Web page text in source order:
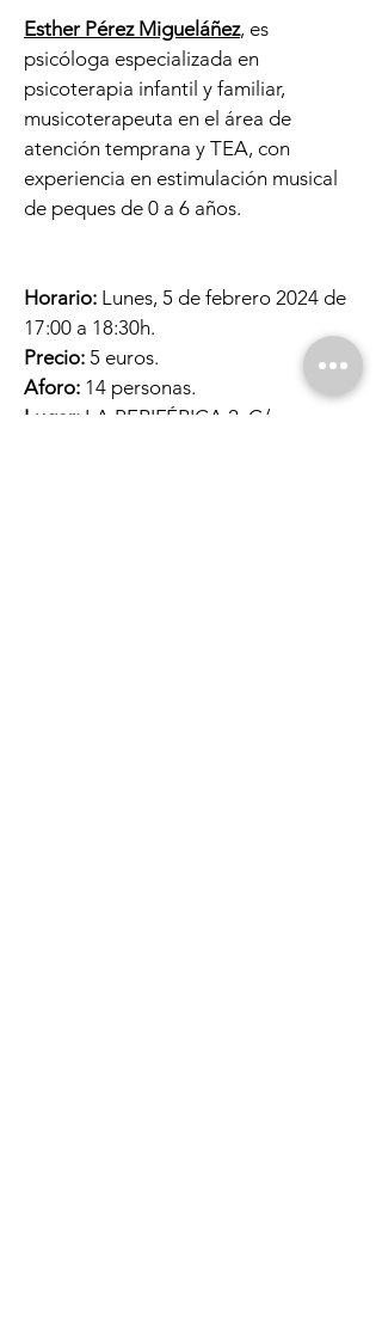
Esther Pérez Migueláñez, es
psicóloga especializada en
psicoterapia infantil y familiar,
musicoterapeuta en el área de
atención temprana y TEA, con
experiencia en estimulación musical
de peques de 0 a 6 años.
Horario: Lunes, 5 de febrero 2024 de
17:00 a 18:30h.
Precio: 5 euros.
Aforo: 14 personas.
Lugar: LA PERIFÉRICA 2. C/